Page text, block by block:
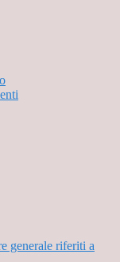
generale riferiti a